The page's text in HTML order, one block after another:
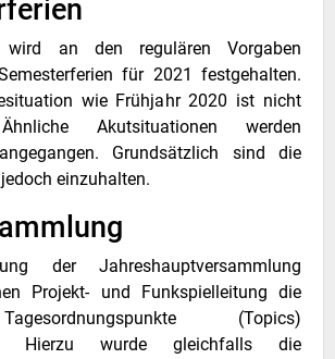
wird an den regulären Vorgaben
für 2021 festgehalten.
wie Frühjahr 2020 ist nicht
Akutsituationen werden
Grundsätzlich sind die
einzuhalten.
der Jahreshauptversammlung
Projekt- und Funkspielleitung die
(Topics)
Hierzu wurde gleichfalls die